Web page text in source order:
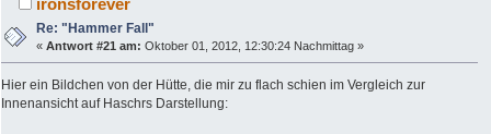
Re: "Hammer Fall"
«Antwort #21 am: Oktober 01, 2012, 12:30:24 Nachmittag »
Hier ein Bildchen von der Hütte, die mir zu flach schien im Vergleich zur
Innenansicht auf Haschrs Darstellung: